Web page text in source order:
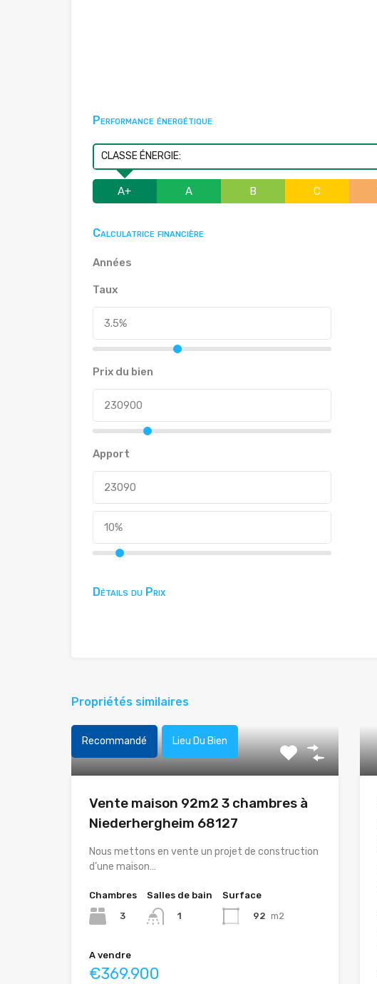
Performance énergétique
CLASSE ÉNERGIE:
A+ A B C
Calculatrice financière
Années
Taux
Prix du bien
Apport
Détails du Prix
Propriétés similaires
Recommandé Lieu Du Bien
Vente maison 92m2 3 chambres à
Niederhergheim 68127
Nous mettons en vente un projet de construction
d’une maison…
Chambres
3
Salles de bain
1
Surface
92 m2
A vendre
€369.900